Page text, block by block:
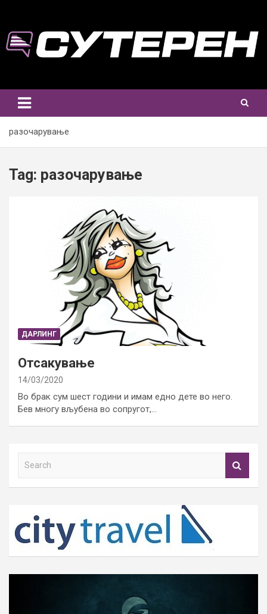
content
разочарување
Tag: разочарување
ДАРЛИНГ
Отсакување
14/03/2020
Во брак сум шест години и имам едно дете во него.
Бев многу вљубена во сопругот,…
h